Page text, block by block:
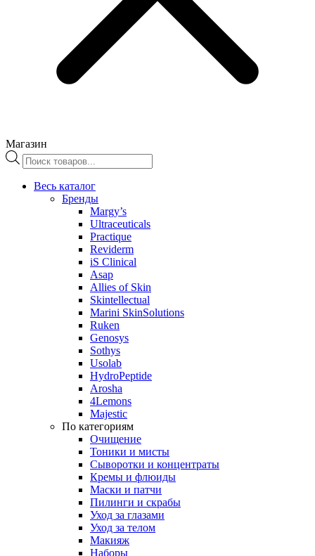
Магазин
Поиск
товаров
Весь каталог
Бренды
Margy’s
Ultraceuticals
Practique
Reviderm
iS Clinical
Asap
Allies of Skin
Skintellectual
Marini SkinSolutions
Ruken
Genosys
Sothys
Usolab
HydroPeptide
Arosha
4Lemons
Majestic
По категориям
Очищение
Тоники и мисты
Сыворотки и концентраты
Кремы и флюиды
Маски и патчи
Пилинги и скрабы
Уход за глазами
Уход за телом
Макияж
Наборы